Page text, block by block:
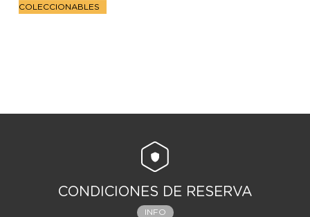
COLECCIONABLES
CONDICIONES DE RESERVA
INFO